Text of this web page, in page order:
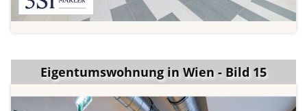
Eigentumswohnung in Wien - Bild 15